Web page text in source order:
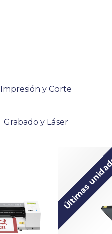
Impresión y Corte
Grabado y Láser
Últimas